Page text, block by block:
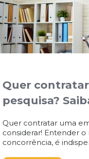
Quer
pesquisa?
Quer contratar uma
considerar! Entender
concorrência, é